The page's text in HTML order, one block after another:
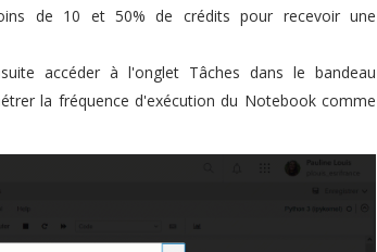
de 10 et 50% de crédits pour recevoir une
accéder à l'onglet Tâches dans le bandeau
la fréquence d'exécution du Notebook comme